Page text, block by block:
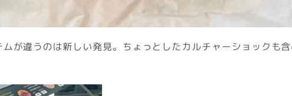
が違うのは新しい発見。ちょっとしたカルチャーショックも